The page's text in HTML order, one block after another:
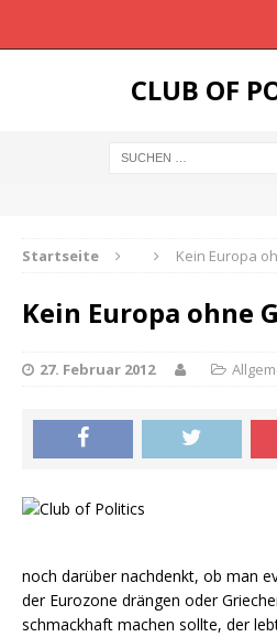
CLUB OF
Startseite Kein Europa
Kein Europa ohne
27. Februar 2012
noch darüber nachdenkt, ob man
der Eurozone drängen oder
schmackhaft machen sollte, der